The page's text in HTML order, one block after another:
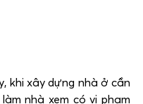
khi xây dựng nhà ở cần
nhà xem có vi phạm